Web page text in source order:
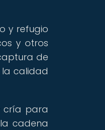
y refugio
y otros
de
la calidad
cría para
cadena